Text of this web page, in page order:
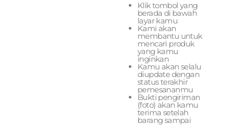
Klik tombol yang
berada di bawah
layar kamu
Kami akan
membantu untuk
mencari produk
yang kamu
inginkan
Kamu akan selalu
diupdate dengan
status terakhir
pemesananmu
Bukti pengiriman
(foto) akan kamu
terima setelah
barang sampai